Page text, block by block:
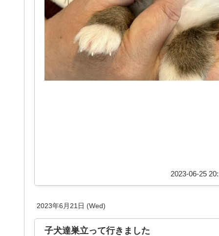
2023-06-25
2023年6月21日 (Wed)
子犬達巣立って行きました